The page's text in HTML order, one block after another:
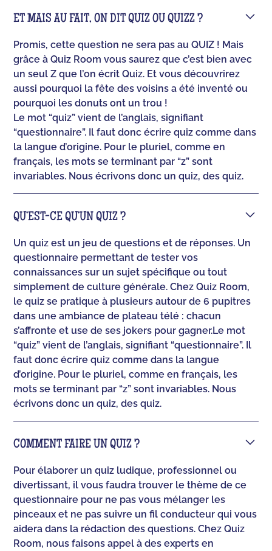
ET MAIS AU FAIT, ON DIT QUIZ OU QUIZZ ?
Promis, cette question ne sera pas au QUIZ ! Mais
grâce à Quiz Room vous saurez que c’est bien avec
un seul Z que l’on écrit Quiz. Et vous découvrirez
aussi pourquoi la fête des voisins a été inventé ou
pourquoi les donuts ont un trou !
Le mot “quiz” vient de l’anglais, signifiant
“questionnaire”. Il faut donc écrire quiz comme dans
la langue d’origine. Pour le pluriel, comme en
français, les mots se terminant par “z” sont
invariables. Nous écrivons donc un quiz, des quiz.
QU’EST-CE QU’UN QUIZ ?
Un quiz est un jeu de questions et de réponses. Un
questionnaire permettant de tester vos
connaissances sur un sujet spécifique ou tout
simplement de culture générale. Chez Quiz Room,
le quiz se pratique à plusieurs autour de 6 pupitres
dans une ambiance de plateau télé : chacun
s’affronte et use de ses jokers pour gagner.‍Le mot
“quiz” vient de l’anglais, signifiant “questionnaire”. Il
faut donc écrire quiz comme dans la langue
d’origine. Pour le pluriel, comme en français, les
mots se terminant par “z” sont invariables. Nous
écrivons donc un quiz, des quiz.
COMMENT FAIRE UN QUIZ ?
Pour élaborer un quiz ludique, professionnel ou
divertissant, il vous faudra trouver le thème de ce
questionnaire pour ne pas vous mélanger les
pinceaux et ne pas suivre un fil conducteur qui vous
aidera dans la rédaction des questions. Chez Quiz
Room, nous faisons appel à des experts en